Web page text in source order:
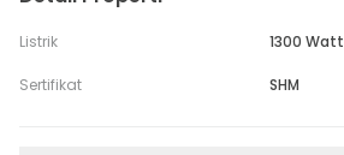
Listrik 1300 Watt
Sertifikat SHM